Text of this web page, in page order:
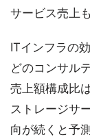
サービス売上
ITインフラの
どのコンサル
売上額構成比
ストレージサ
向が続くと予